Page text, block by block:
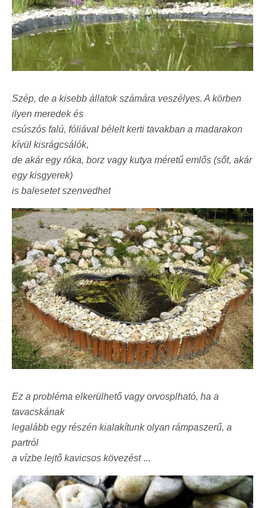
Szép, de a kisebb állatok számára veszélyes. A körben
ilyen meredek és
csúszós falú, fóliával bélelt kerti tavakban a madarakon
kívül kisrágcsálók,
de akár egy róka, borz vagy kutya méretű emlős (sőt, akár
egy kisgyerek)
is balesetet szenvedhet
Ez a probléma elkerülhető vagy orvosplható, ha a
tavacskának
legalább egy részén kialakítunk olyan rámpaszerű, a
partról
a vízbe lejtő kavicsos kövezést...